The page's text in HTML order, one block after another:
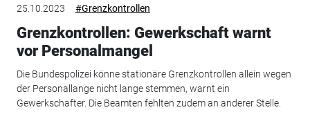
25.10.2023 #Grenzkontrollen
Grenzkontrollen: Gewerkschaft warnt
vor Personalmangel
Die Bundespolizei könne stationäre Grenzkontrollen allein wegen
der Personallange nicht lange stemmen, warnt ein
Gewerkschafter. Die Beamten fehlten zudem an anderer Stelle.